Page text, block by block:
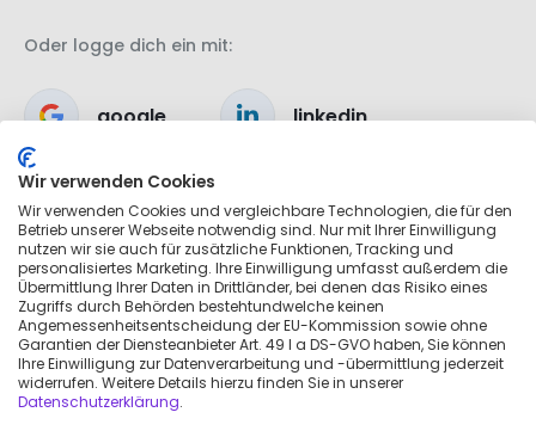
Oder logge dich ein mit:
google linkedin
apple
Wir verwenden Cookies
Wir verwenden Cookies und vergleichbare Technologien, die für den
Betrieb unserer Webseite notwendig sind. Nur mit Ihrer Einwilligung
nutzen wir sie auch für zusätzliche Funktionen, Tracking und
personalisiertes Marketing. Ihre Einwilligung umfasst außerdem die
Übermittlung Ihrer Daten in Drittländer, bei denen das Risiko eines
Zugriffs durch Behörden bestehtundwelche keinen
Angemessenheitsentscheidung der EU-Kommission sowie ohne
Garantien der Diensteanbieter Art. 49 I a DS-GVO haben, Sie können
Ihre Einwilligung zur Datenverarbeitung und -übermittlung jederzeit
widerrufen. Weitere Details hierzu finden Sie in unserer
Datenschutzerklärung.